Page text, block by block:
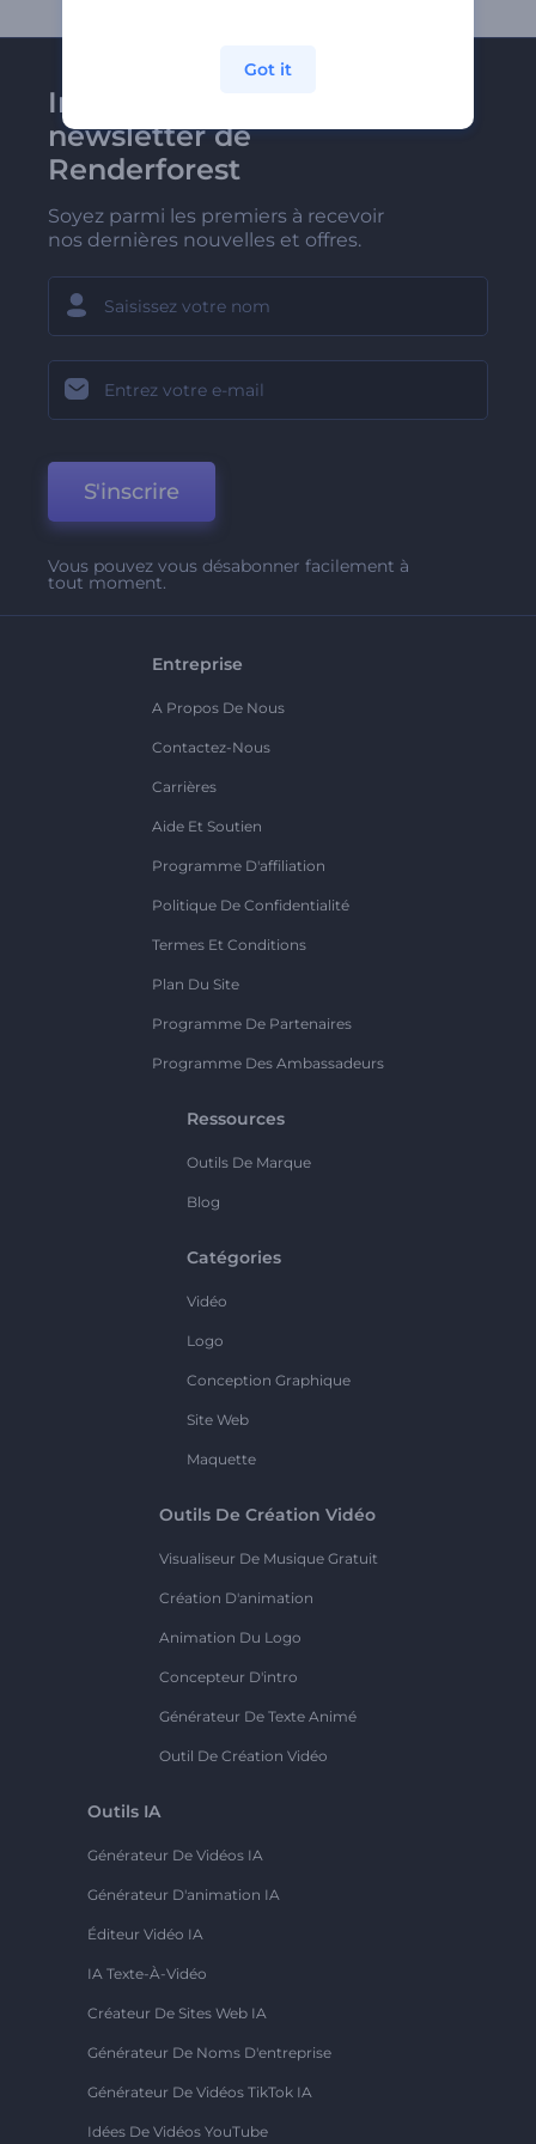
Inscrivez-vous à la
newsletter de
Renderforest
Soyez parmi les premiers à recevoir
nos dernières nouvelles et offres.
S'inscrire
Vous pouvez vous désabonner facilement à
tout moment.
Entreprise
A Propos De Nous
Contactez-Nous
Carrières
Aide Et Soutien
Programme D'affiliation
Politique De Confidentialité
Termes Et Conditions
Plan Du Site
Programme De Partenaires
Programme Des Ambassadeurs
Ressources
Outils De Marque
Blog
Catégories
Vidéo
Logo
Conception Graphique
Site Web
Maquette
Outils De Création Vidéo
Visualiseur De Musique Gratuit
Création D'animation
Animation Du Logo
Concepteur D'intro
Générateur De Texte Animé
Outil De Création Vidéo
Outils IA
Générateur De Vidéos IA
Générateur D'animation IA
Éditeur Vidéo IA
IA Texte-À-Vidéo
Créateur De Sites Web IA
Générateur De Noms D'entreprise
Générateur De Vidéos TikTok IA
Idées De Vidéos YouTube
Got it